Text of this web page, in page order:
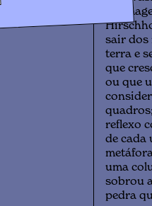
da
sair dos
terra e
que
ou que
reflexo
de cada
uma
sobrou
pedra